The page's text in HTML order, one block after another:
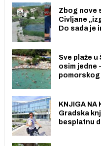
Zbog nove
Civljane
Do sada je
Sve plaže
osim jedne
KNJIGA NA
Gradska
besplatnu